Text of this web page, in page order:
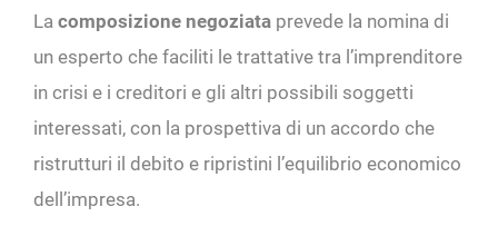
La composizione negoziataprevede la nomina di
un esperto che faciliti le trattative tra l’imprenditore
in crisi e i creditori e gli altri possibili soggetti
interessati, con la prospettiva di un accordo che
ristrutturi il debito e ripristini l’equilibrio economico
dell’impresa.